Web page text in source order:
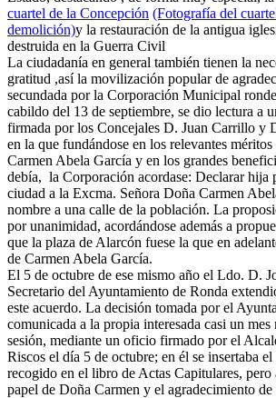
cuartel de la Concepción (Fotografía del
demolición)y la restauración de la antigua
destruida en la Guerra Civil
La ciudadanía en general también tienen la
gratitud ,así la movilización popular de
secundada por la Corporación Municipal
cabildo del 13 de septiembre, se dio lectura a
firmada por los Concejales D. Juan Carrillo y
en la que fundándose en los relevantes méritos
Carmen Abela García y en los grandes
debía, la Corporación acordase: Declarar hija
ciudad a la Excma. Señora Doña Carmen
nombre a una calle de la población. La
por unanimidad, acordándose además a
que la plaza de Alarcón fuese la que en
de Carmen Abela García.
El 5 de octubre de ese mismo año el Ldo. D.
Secretario del Ayuntamiento de Ronda
este acuerdo. La decisión tomada por el
comunicada a la propia interesada casi un mes
sesión, mediante un oficio firmado por el
Riscos el día 5 de octubre; en él se insertaba
recogido en el libro de Actas Capitulares, pero
papel de Doña Carmen y el agradecimiento